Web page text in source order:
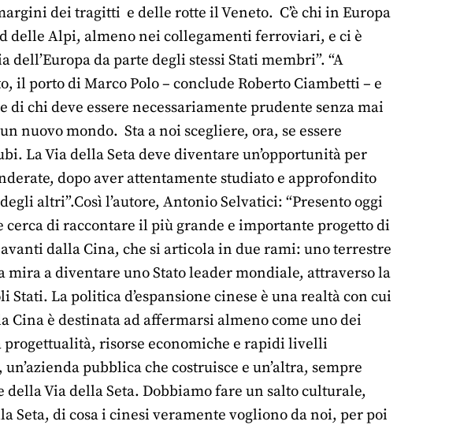
dei tragitti e delle rotte il Veneto. C’è chi in Europa
delle Alpi, almeno nei collegamenti ferroviari, e ci è
da parte degli stessi Stati membri”. “A
il porto di Marco Polo – conclude Roberto Ciambetti – e
di chi deve essere necessariamente prudente senza mai
nuovo mondo. Sta a noi scegliere, ora, se essere
La Via della Seta deve diventare un’opportunità per
dopo aver attentamente studiato e approfondito
altri”.Così l’autore, Antonio Selvatici: “Presento oggi
di raccontare il più grande e importante progetto di
dalla Cina, che si articola in due rami: uno terrestre
mira a diventare uno Stato leader mondiale, attraverso la
La politica d’espansione cinese è una realtà con cui
è destinata ad affermarsi almeno come uno dei
risorse economiche e rapidi livelli
pubblica che costruisce e un’altra, sempre
Via della Seta. Dobbiamo fare un salto culturale,
Seta, di cosa i cinesi veramente vogliono da noi, per poi